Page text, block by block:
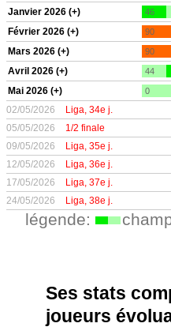
Janvier 2026 (+) 46
Février 2026 (+) 90
Mars 2026 (+) 90
Avril 2026 (+) 44
Mai 2026 (+) 0
02/05/2026 Liga, 34e j.
05/05/2026
1/2 finale
09/05/2026
Liga, 35e j.
12/05/2026
Liga, 36e j.
17/05/2026
Liga, 37e j.
24/05/2026
Liga, 38e j.
légende:
Ses stats
joueurs